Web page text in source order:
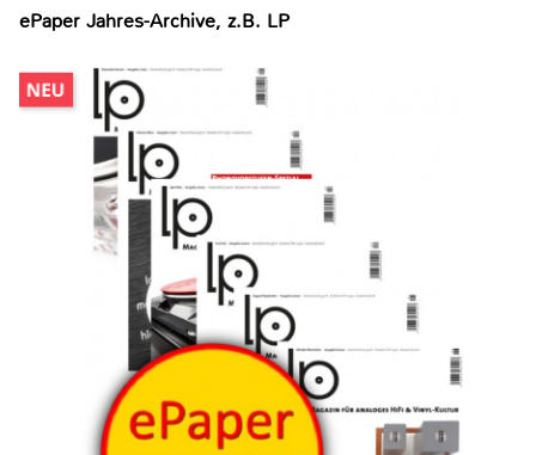
ePaper Jahres-Archive, z.B. LP